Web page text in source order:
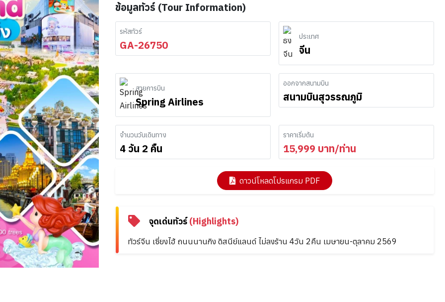
ข้อมูลทัวร์ (Tour Information)
รหัสทัวร์
GA-26750
ประเทศ
จีน
สายการบิน
Spring Airlines
ออกจากสนามบิน
สนามบินสุวรรณภูมิ
จำนวนวันเดินทาง
4 วัน 2 คืน
ราคาเริ่มต้น
15,999 บาท/ท่าน
ดาวน์โหลดโปรแกรม PDF
จุดเด่นทัวร์(Highlights)
ทัวร์จีน เซี่ยงไฮ้ ถนนนานกิง ดิสนีย์แลนด์ ไม่ลงร้าน 4วัน 2คืน เมษายน-ตุลาคม 2569